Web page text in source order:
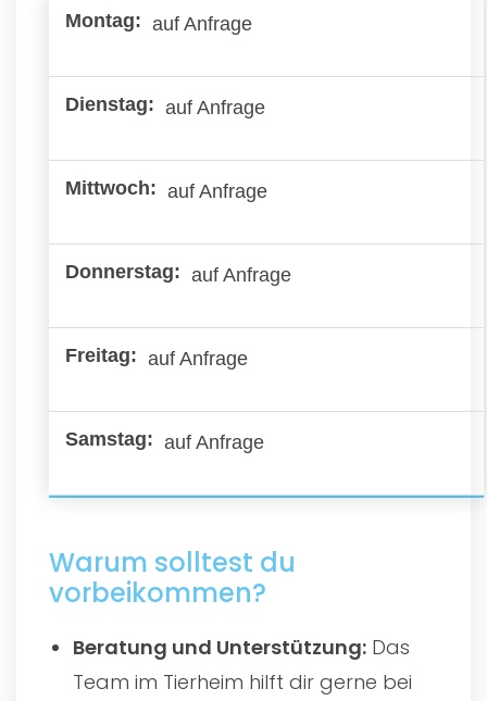
auf Anfrage
auf Anfrage
auf Anfrage
auf Anfrage
auf Anfrage
auf Anfrage
Warum solltest du
vorbeikommen?
Beratung und Unterstützung: Das
Team im Tierheim hilft dir gerne bei